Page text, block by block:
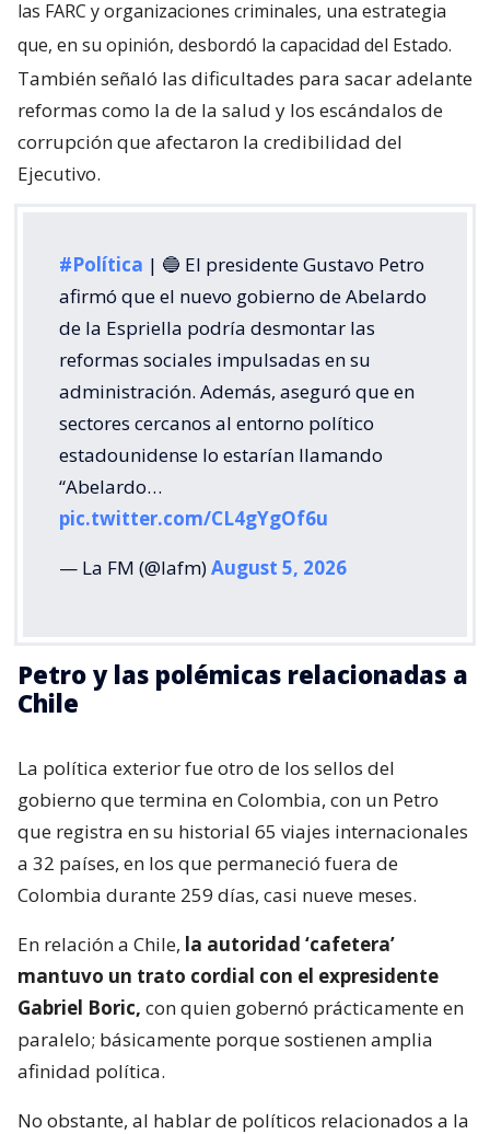
las FARC y organizaciones criminales, una estrategia
que, en su opinión, desbordó la capacidad del Estado.
También señaló las dificultades para sacar adelante
reformas como la de la salud y los escándalos de
corrupción que afectaron la credibilidad del
Ejecutivo.
#Política | 🔵 El presidente Gustavo Petro
afirmó que el nuevo gobierno de Abelardo
de la Espriella podría desmontar las
reformas sociales impulsadas en su
administración. Además, aseguró que en
sectores cercanos al entorno político
estadounidense lo estarían llamando
“Abelardo…
pic.twitter.com/CL4gYgOf6u
— La FM (@lafm)August 5, 2026
Petro y las polémicas relacionadas a
Chile
La política exterior fue otro de los sellos del
gobierno que termina en Colombia, con un Petro
que registra en su historial 65 viajes internacionales
a 32 países, en los que permaneció fuera de
Colombia durante 259 días, casi nueve meses.
En relación a Chile, la autoridad ‘cafetera’
mantuvo un trato cordial con el expresidente
Gabriel Boric, con quien gobernó prácticamente en
paralelo; básicamente porque sostienen amplia
afinidad política.
No obstante, al hablar de políticos relacionados a la